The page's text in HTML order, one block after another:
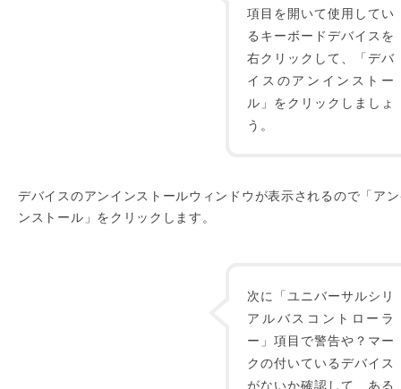
項目を開いて使用してい
るキーボードデバイスを
右クリックして、「デバ
イスのアンインストー
ル」をクリックしましょ
う。
デバイスのアンインストールウィンドウが表示されるので「ア
ンストール」をクリックします。
次に「ユニバーサルシリ
アルバスコントローラ
ー」項目で警告や？マー
クの付いているデバイス
がないか確認して、ある